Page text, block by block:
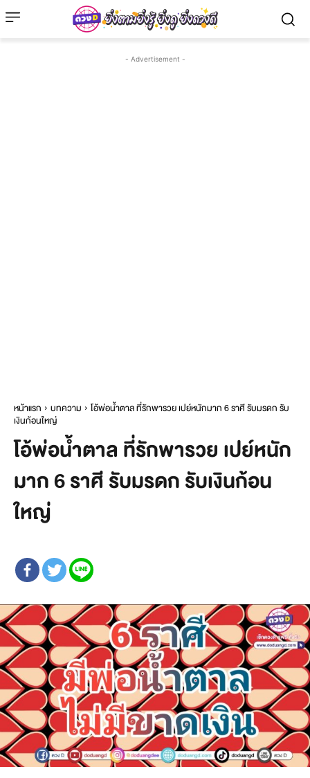
- Advertisement -
หน้าแรก บทความ
โอ้พ่อน้ำตาล ที่รักพารวย เปย์หนักมาก 6 ราศี รับมรดก รับ
เงินก้อนใหญ่
โอ้พ่อน้ำตาล ที่รักพารวย เปย์หนัก
มาก 6 ราศี รับมรดก รับเงินก้อน
ใหญ่